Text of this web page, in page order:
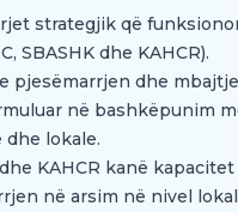
strategjik që
SBASHK dhe KAHCR).
pjesëmarrjen dhe
në bashkëpunim
lokale.
KAHCR kanë
në arsim në nivel